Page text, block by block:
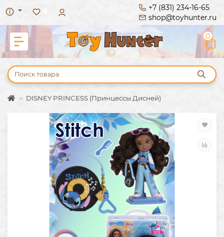
+7 (831) 234-16-65
shop@toyhunter.ru
0
DISNEY PRINCESS (Принцессы Дисней)